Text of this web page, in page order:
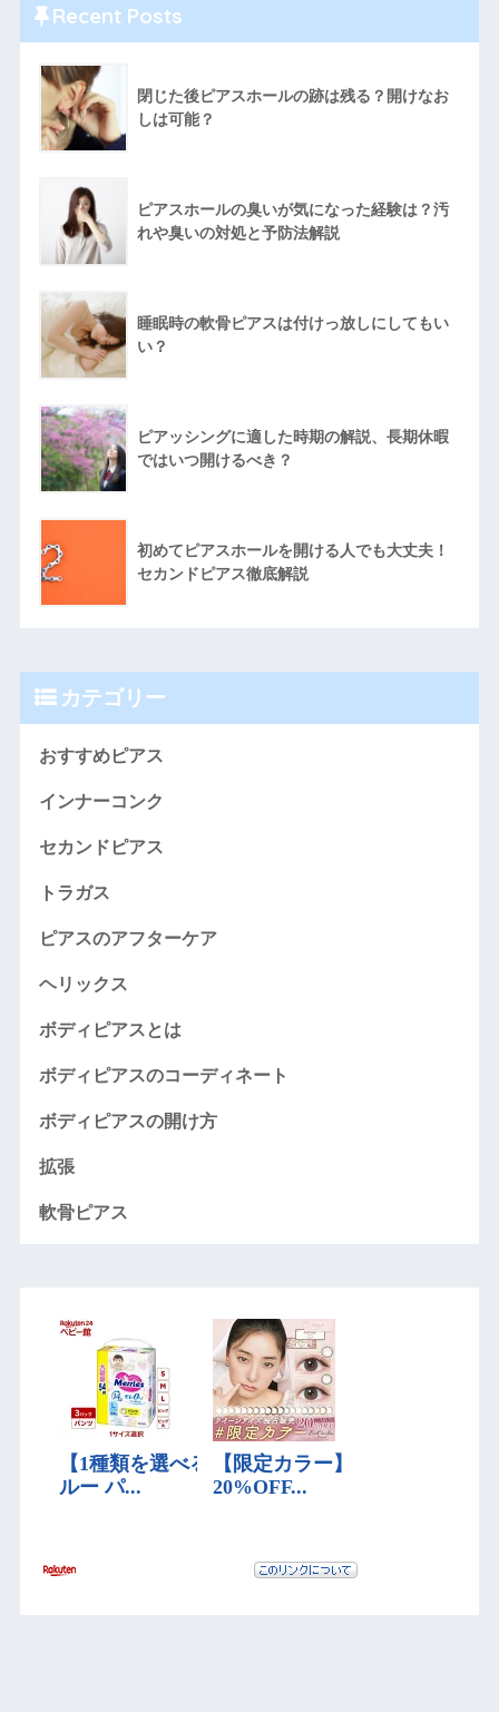
Recent Posts
閉じた後ピアスホールの跡は残る？開けなお
しは可能？
ピアスホールの臭いが気になった経験は？汚
れや臭いの対処と予防法解説
睡眠時の軟骨ピアスは付けっ放しにしてもい
い？
ピアッシングに適した時期の解説、長期休暇
ではいつ開けるべき？
初めてピアスホールを開ける人でも大丈夫！
セカンドピアス徹底解説
カテゴリー
おすすめピアス
インナーコンク
セカンドピアス
トラガス
ピアスのアフターケア
ヘリックス
ボディピアスとは
ボディピアスのコーディネート
ボディピアスの開け方
拡張
軟骨ピアス